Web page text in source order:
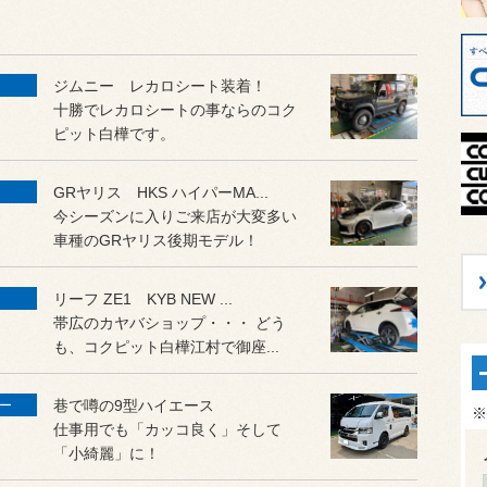
ジムニー レカロシート装着！
十勝でレカロシートの事ならのコク
ピット白樺です。
GRヤリス HKS ハイパーMA...
今シーズンに入りご来店が大変多い
車種のGRヤリス後期モデル！
リーフ ZE1 KYB NEW ...
帯広のカヤバショップ・・・ どう
も、コクピット白樺江村で御座...
巷で噂の9型ハイエース
仕事用でも「カッコ良く」そして
「小綺麗」に！
※